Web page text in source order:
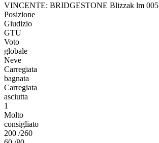
VINCENTE: BRIDGESTONE Blizzak lm 005
Posizione
Giudizio
GTU
Voto
globale
Neve
Carregiata
bagnata
Carregiata
asciutta
1
Molto
consigliato
200 /260